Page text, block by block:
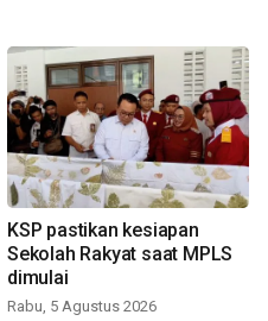
KSP pastikan kesiapan
Sekolah Rakyat saat MPLS
dimulai
Rabu, 5 Agustus 2026